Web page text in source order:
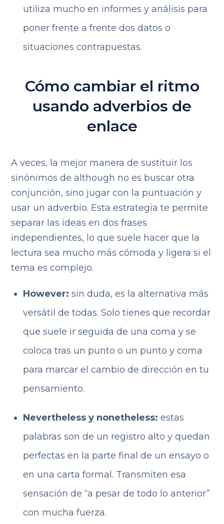
utiliza mucho en informes y análisis para
poner frente a frente dos datos o
situaciones contrapuestas.
Cómo cambiar el ritmo
usando adverbios de
enlace
A veces, la mejor manera de sustituir los
sinónimos de although no es buscar otra
conjunción, sino jugar con la puntuación y
usar un adverbio. Esta estrategia te permite
separar las ideas en dos frases
independientes, lo que suele hacer que la
lectura sea mucho más cómoda y ligera si el
tema es complejo.
However: sin duda, es la alternativa más
versátil de todas. Solo tienes que recordar
que suele ir seguida de una coma y se
coloca tras un punto o un punto y coma
para marcar el cambio de dirección en tu
pensamiento.
Nevertheless y nonetheless: estas
palabras son de un registro alto y quedan
perfectas en la parte final de un ensayo o
en una carta formal. Transmiten esa
sensación de “a pesar de todo lo anterior”
con mucha fuerza.